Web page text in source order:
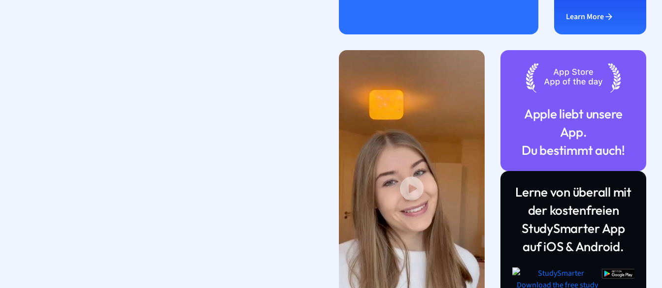
Learn More
Apple liebt unsere
App.
Du bestimmt auch!
Lerne von überall mit
der kostenfreien
StudySmarter App
auf iOS & Android.